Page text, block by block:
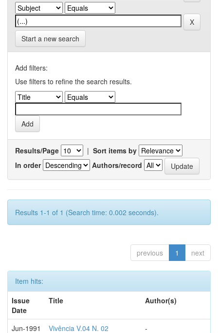
Start a new search
Add filters:
Use filters to refine the search results.
Results/Page | Sort items by
In order
Authors/record
Results 1-1 of 1 (Search time: 0.002 seconds).
previous 1 next
Item hits:
Issue
Date
Title Author(s)
Jun-1991 Vivência V.04 N. 02 -